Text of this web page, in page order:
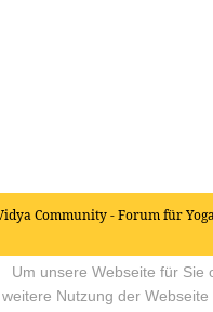
Community - Forum für
Um unsere Webseite für Sie
Nutzung der